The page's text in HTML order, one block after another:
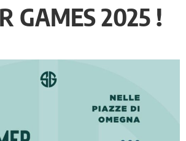
GAMES 2025 !